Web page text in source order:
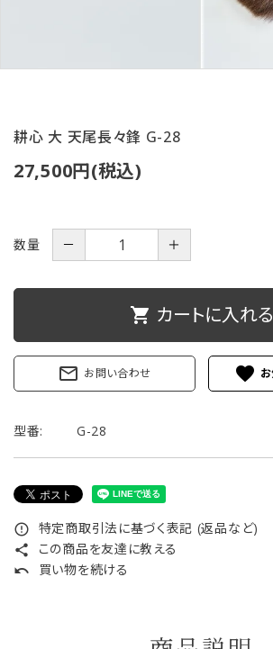
特定商取引法について
耕心 大 天尾長々鋒 G-28
27,500円(税込)
数量 － ＋
shopping_cart カートに入れる
mail_outline お問い合わせ favorite
型番: G-28
error_outline 特定商取引法に基づく表記 (返品など)
share この商品を友達に教える
undo 買い物を続ける